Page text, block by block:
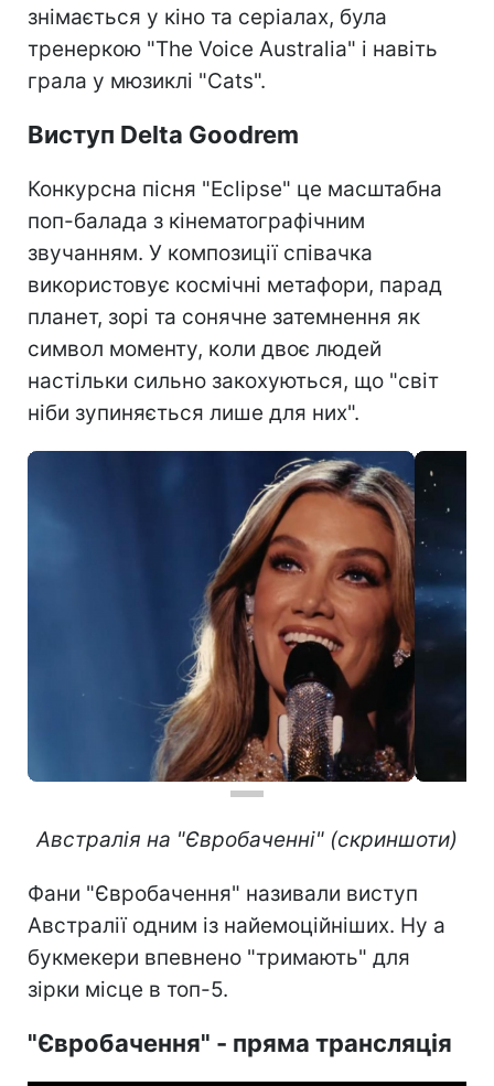
знімається у кіно та серіалах, була
тренеркою "The Voice Australia" і навіть
грала у мюзиклі "Cats".
Виступ Delta Goodrem
Конкурсна пісня "Eclipse" це масштабна
поп-балада з кінематографічним
звучанням. У композиції співачка
використовує космічні метафори, парад
планет, зорі та сонячне затемнення як
символ моменту, коли двоє людей
настільки сильно закохуються, що "світ
ніби зупиняється лише для них".
Австралія на "Євробаченні" (скриншоти)
Фани "Євробачення" називали виступ
Австралії одним із найемоційніших. Ну а
букмекери впевнено "тримають" для
зірки місце в топ-5.
"Євробачення" - пряма трансляція